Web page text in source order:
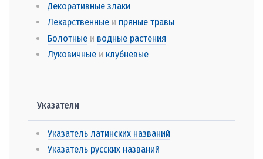
Декоративные злаки
Лекарственныеи пряные травы
Болотныеи водные растения
Луковичныеи клубневые
Указатели
Указатель латинских названий
Указатель русских названий